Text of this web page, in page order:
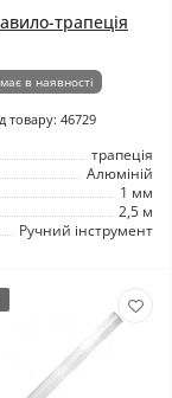
трапеція
в наявності
товару: 46729
трапеція
Алюміній
1 мм
2,5 м
Ручний інструмент